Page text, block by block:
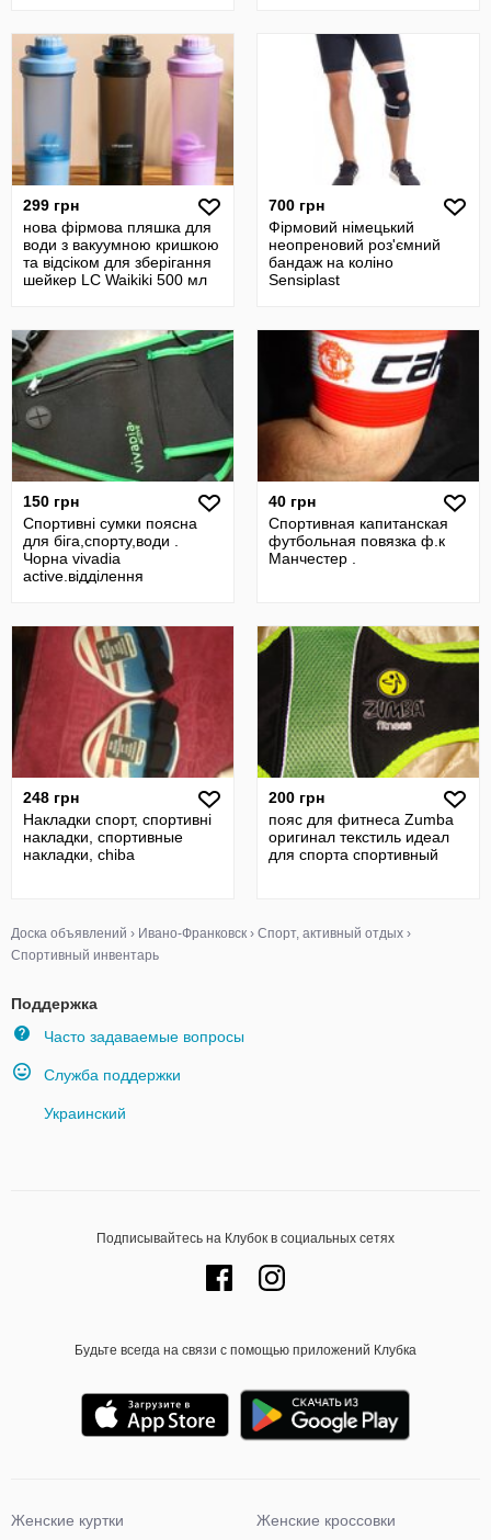
299 грн
нова фірмова пляшка для
води з вакуумною кришкою
та відсіком для зберігання
шейкер LC Waikiki 500 мл
700 грн
Фірмовий німецький
неопреновий роз'ємний
бандаж на коліно
Sensiplast
150 грн
Спортивні сумки поясна
для біга,спорту,води .
Чорна vivadia
active.відділення
40 грн
Спортивная капитанская
футбольная повязка ф.к
Манчестер .
248 грн
Накладки спорт, спортивні
накладки, спортивные
накладки, chiba
200 грн
пояс для фитнеса Zumba
оригинал текстиль идеал
для спорта спортивный
Доска объявлений › Ивано-Франковск › Спорт, активный отдых ›
Спортивный инвентарь
Поддержка
Часто задаваемые вопросы
Служба поддержки
Украинский
Подписывайтесь на Клубок в социальных сетях
Будьте всегда на связи с помощью приложений Клубка
Женские куртки
Женские кроссовки